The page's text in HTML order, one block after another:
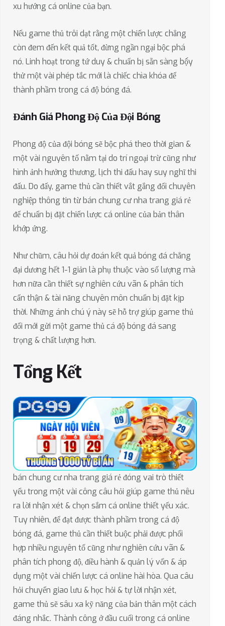
xu hướng cá online của bạn.
Nếu game thủ trôi dạt rằng một chiến lược chẳng
còn đem đến kết quả tốt, đừng ngần ngại bộc phá
nó. Linh hoạt trong tứ duy & chuẩn bị sẵn sàng bộ́y
thử một vài phép tắc mới là chiếc chìa khóa để
thành phầm trong cá độ bóng đá.
Đánh Giá Phong Độ Của Đội Bóng
Phong độ của đội bóng sẽ bộc phá theo thời gian &
một vài nguyên tố nằm tại do trí ngoại trừ cũng như
hình ảnh hưởng thương, lịch thi đấu hay suy nghĩ thi
đấu. Do đấy, game thủ cần thiết vắt gắng đổi chuyên
nghiệp thông tin từ bán chung cư nha trang giá rẻ
để chuẩn bị đặt chiến lược cá online của bản thân
khớp ứng.
Như chũm, câu hỏi dự đoán kết quả bóng đá chẳng
đại dương hết 1-1 giản là phụ thuộc vào số lượng mà
hơn nữa cần thiết sự nghiên cứu vãn & phân tích
cẩn thận & tài năng chuyên môn chuẩn bị đặt kịp
thời. Những ánh chú ý này sẽ hỗ trợ giúp game thủ
đổi mới gửi một game thủ cá độ bóng đá sang
trọng & chất lượng hơn.
Tổng Kết
bán chung cư nha trang giá rẻ đóng vai trò thiết
yếu trong một vài công câu hỏi giúp game thủ nêu
ra lời nhận xét & chọn sắm cá online thiết yếu xác.
Tuy nhiên, để đạt được thành phầm trong cá độ
bóng đá, game thủ cần thiết buộc phải được phối
hợp nhiều nguyên tố cũng như nghiên cứu vãn &
phân tích phong độ, điều hành & quản lý vốn & áp
dụng một vài chiến lược cá online hài hòa. Qua câu
hỏi chuyển giao lưu & học hỏi & tự lời nhận xét,
game thủ sẽ sâu xa kỹ năng của bản thân một cách
đáng nhắc. Thành công ở đầu cuối trong cá online